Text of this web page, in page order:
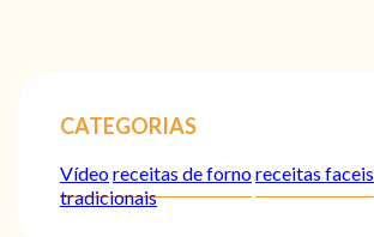
CATEGORIAS
Vídeoreceitas de fornoreceitas faceis
tradicionais